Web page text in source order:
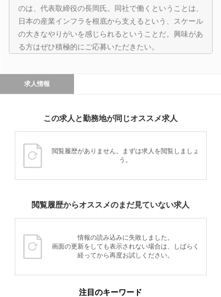
のは、代表取締役の長岡氏。同社で働くということは、
日本の産業インフラを根底から支えるという、スケール
の大きなやりがいを感じられるということだ。興味があ
る方はぜひ積極的にご応募いただきたい。
求人情報
この求人と勤務地が同じオススメ求人
閲覧履歴がありません。まずは求人を閲覧しましょ
う。
閲覧履歴からオススメのまだ見ていない求人
情報の読み込みに失敗しました。
画面の更新をしても表示されない場合は、しばらく
経ってから再度お試しください。
注目のキーワード